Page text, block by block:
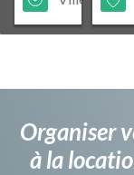
Organiser
à la